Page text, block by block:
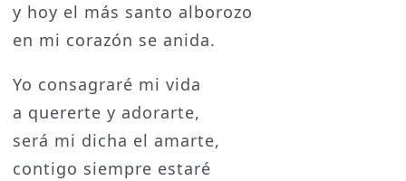
y hoy el más santo alborozo
en mi corazón se anida.
Yo consagraré mi vida
a quererte y adorarte,
será mi dicha el amarte,
contigo siempre estaré